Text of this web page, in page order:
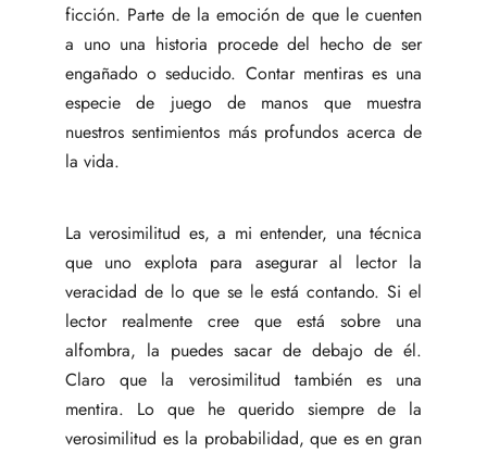
ficción. Parte de la emoción de que le cuenten
a uno una historia procede del hecho de ser
engañado o seducido. Contar mentiras es una
especie de juego de manos que muestra
nuestros sentimientos más profundos acerca de
la vida.
La verosimilitud es, a mi entender, una técnica
que uno explota para asegurar al lector la
veracidad de lo que se le está contando. Si el
lector realmente cree que está sobre una
alfombra, la puedes sacar de debajo de él.
Claro que la verosimilitud también es una
mentira. Lo que he querido siempre de la
verosimilitud es la probabilidad, que es en gran